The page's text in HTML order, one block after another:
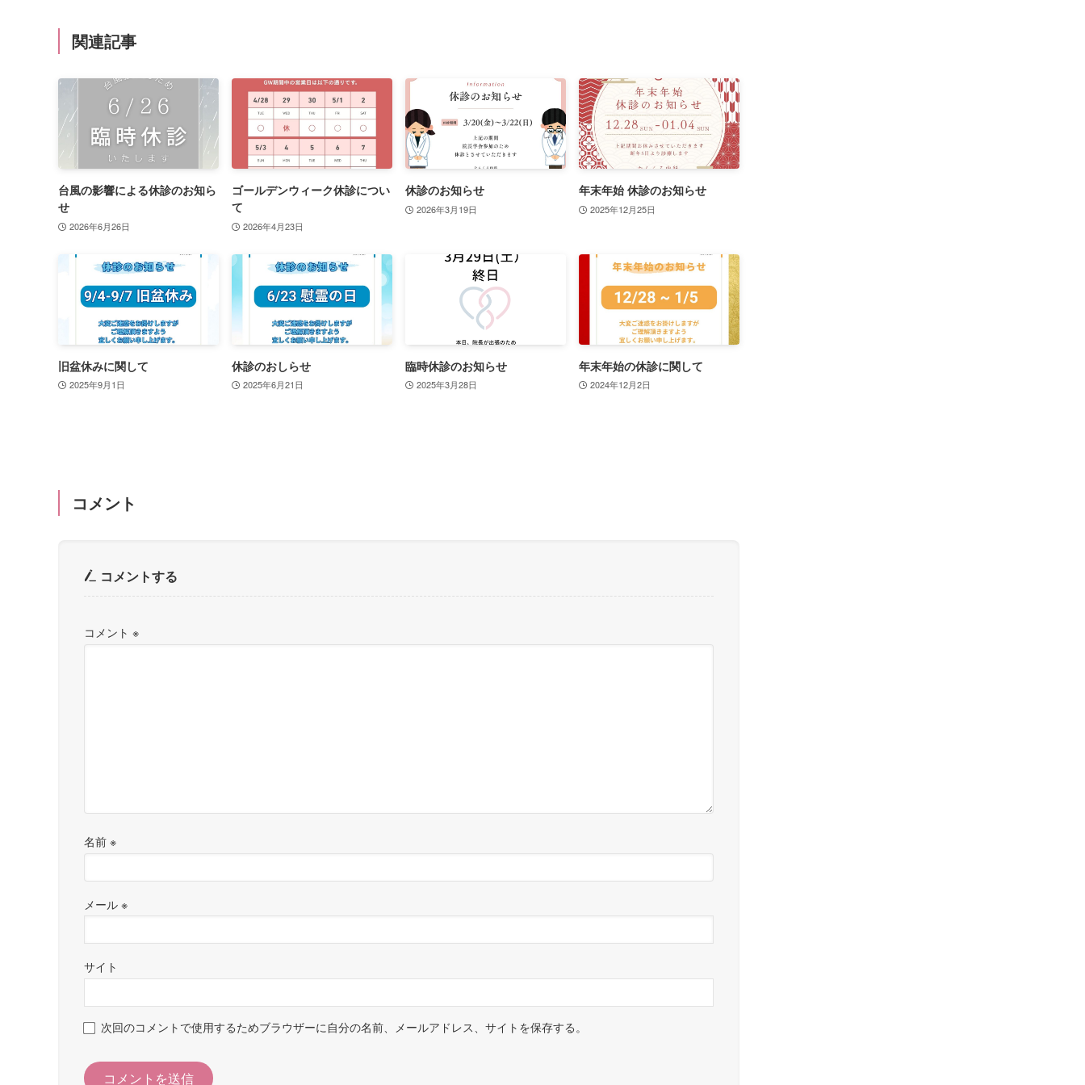
関連記事
台風の影響による休診のお知ら
せ
2026年6月26日
ゴールデンウィーク休診につい
て
2026年4月23日
休診のお知らせ
2026年3月19日
年末年始 休診のお知らせ
2025年12月25日
旧盆休みに関して
2025年9月1日
休診のおしらせ
2025年6月21日
臨時休診のお知らせ
2025年3月28日
年末年始の休診に関して
2024年12月2日
コメント
コメントする
コメント ※
名前※
メール※
サイト
次回のコメントで使用するためブラウザーに自分の名前、メールアドレス、サイトを保存する。